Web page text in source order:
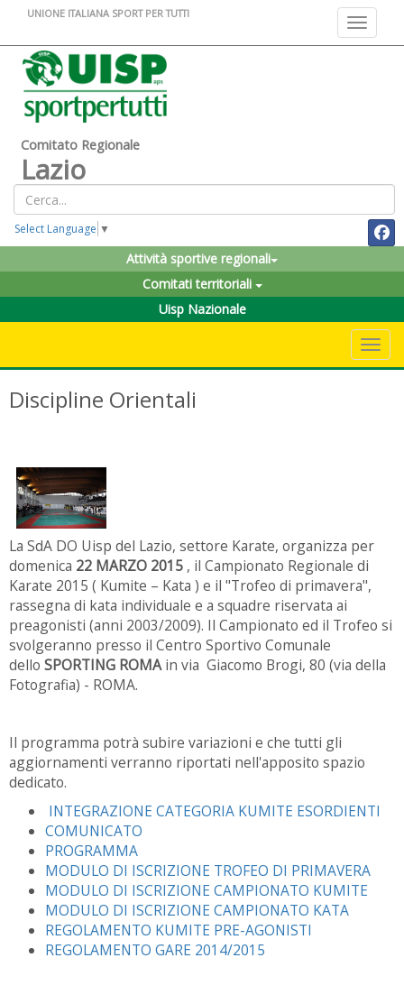
Toggle
UNIONE ITALIANA SPORT PER TUTTI
Comitato Regionale
Lazio
Select Language ▼
Attività sportive regionali
Comitati territoriali
Uisp Nazionale
Discipline Orientali
La SdA DO Uisp del Lazio, settore Karate, organizza per
domenica 22 MARZO 2015 , il Campionato Regionale di
Karate 2015 ( Kumite – Kata ) e il "Trofeo di primavera",
rassegna di kata individuale e a squadre riservata ai
preagonisti (anni 2003/2009). Il Campionato ed il Trofeo si
svolgeranno presso il Centro Sportivo Comunale
dello SPORTING ROMAin via Giacomo Brogi, 80 (via della
Fotografia) - ROMA.
Il programma potrà subire variazioni e che tutti gli
aggiornamenti verranno riportati nell'apposito spazio
dedicato.
INTEGRAZIONE CATEGORIA KUMITE ESORDIENTI
COMUNICATO
PROGRAMMA
MODULO DI ISCRIZIONE TROFEO DI PRIMAVERA
MODULO DI ISCRIZIONE CAMPIONATO KUMITE
MODULO DI ISCRIZIONE CAMPIONATO KATA
REGOLAMENTO KUMITE PRE-AGONISTI
REGOLAMENTO GARE 2014/2015